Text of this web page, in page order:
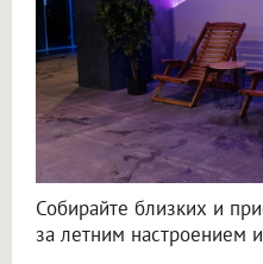
Собирайте близких и
за летним настроением